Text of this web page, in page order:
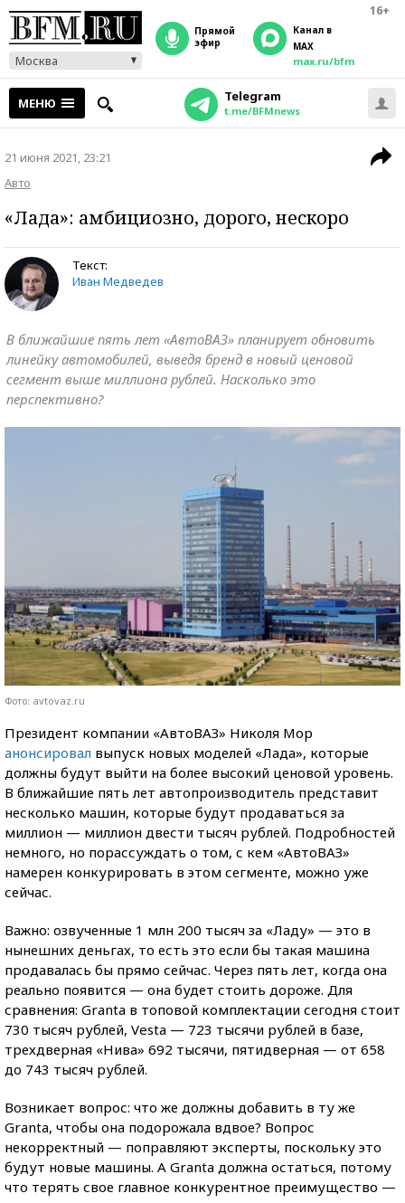
16+
Москва
прямой
эфир
Канал в
MAX
max.ru/bfm
МЕНЮ Telegram
t.me/BFMnews
21 июня 2021, 23:21
Авто
«Лада»: амбициозно, дорого, нескоро
Текст:
Иван Медведев
В ближайшие пять лет «АвтоВАЗ» планирует обновить
линейку автомобилей, выведя бренд в новый ценовой
сегмент выше миллиона рублей. Насколько это
перспективно?
Фото: avtovaz.ru
Президент компании «АвтоВАЗ» Николя Мор
анонсировал выпуск новых моделей «Лада», которые
должны будут выйти на более высокий ценовой уровень.
В ближайшие пять лет автопроизводитель представит
несколько машин, которые будут продаваться за
миллион — миллион двести тысяч рублей. Подробностей
немного, но порассуждать о том, с кем «АвтоВАЗ»
намерен конкурировать в этом сегменте, можно уже
сейчас.
Важно: озвученные 1 млн 200 тысяч за «Ладу» — это в
нынешних деньгах, то есть это если бы такая машина
продавалась бы прямо сейчас. Через пять лет, когда она
реально появится — она будет стоить дороже. Для
сравнения: Granta в топовой комплектации сегодня стоит
730 тысяч рублей, Vesta — 723 тысячи рублей в базе,
трехдверная «Нива» 692 тысячи, пятидверная — от 658
до 743 тысяч рублей.
Возникает вопрос: что же должны добавить в ту же
Granta, чтобы она подорожала вдвое? Вопрос
некорректный — поправляют эксперты, поскольку это
будут новые машины. А Granta должна остаться, потому
что терять свое главное конкурентное преимущество —